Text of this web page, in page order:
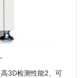
3D检测性能2、可